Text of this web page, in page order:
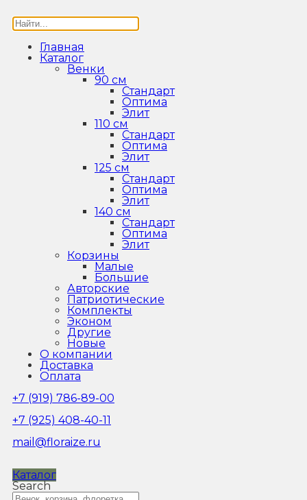
Главная
Каталог
Венки
90 см
Стандарт
Оптима
Элит
110 см
Стандарт
Оптима
Элит
125 см
Стандарт
Оптима
Элит
140 см
Стандарт
Оптима
Элит
Корзины
Малые
Большие
Авторские
Патриотические
Комплекты
Эконом
Другие
Новые
О компании
Доставка
Оплата
+7 (919) 786-89-00
+7 (925) 408-40-11
mail@floraize.ru
Каталог
Search